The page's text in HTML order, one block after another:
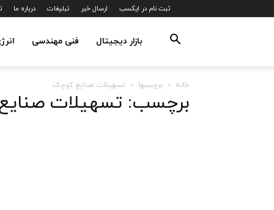
ثبت نام در ایکسب ارسال خبر تبلیغات درباره ما
فنی مهندسی بازار دیجیتال
خانه برچسبها تسهیلات صنایع کوچک
برچسب: تسهیلات